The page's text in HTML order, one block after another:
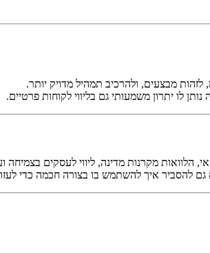
מבצעים, ולהרכיב תמהיל מדויק יותר.
לו יתרון משמעותי גם בליווי לקוחות פרטיים.
הלוואות מקרנות מדינה, ליווי לעסקים בצמיחה
להסביר איך להשתמש בו בצורה חכמה כדי